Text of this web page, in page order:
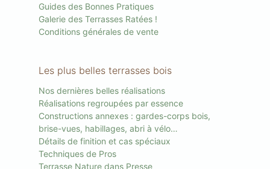
Guides des Bonnes Pratiques
Galerie des Terrasses Ratées !
Conditions générales de vente
Les plus belles terrasses bois
Nos dernières belles réalisations
Réalisations regroupées par essence
Constructions annexes : gardes-corps bois,
brise-vues, habillages, abri à vélo…
Détails de finition et cas spéciaux
Techniques de Pros
Terrasse Nature dans Presse